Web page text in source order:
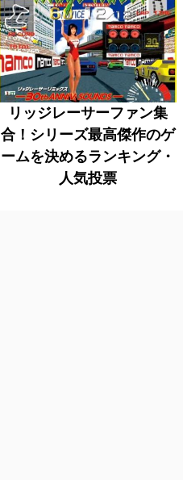
リッジレーサーファン集
合！シリーズ最高傑作のゲ
ームを決めるランキング・
人気投票